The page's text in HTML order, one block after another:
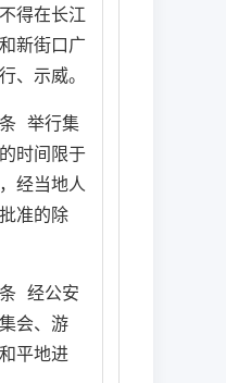
得在长江
新街口广
、示威。
举行集
时间限于
经当地人
准的除
经公安
会、游
平地进